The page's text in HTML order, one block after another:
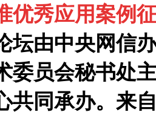
优秀应用案例
坛由中央网信
委员会秘书处
共同承办。来